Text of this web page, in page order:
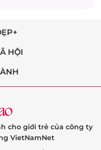
HỘI
cho giới trẻ của công ty
VietNamNet